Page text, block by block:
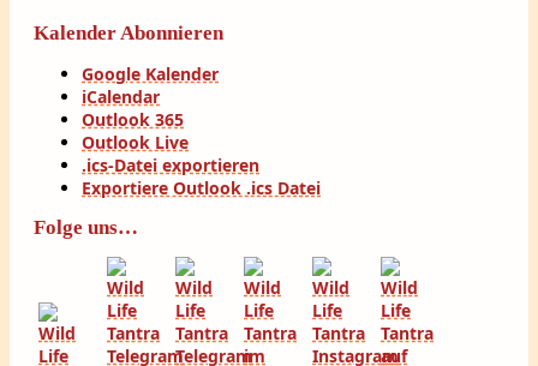
Kalender Abonnieren
Google Kalender
iCalendar
Outlook 365
Outlook Live
.ics-Datei exportieren
Exportiere Outlook .ics Datei
Folge uns…